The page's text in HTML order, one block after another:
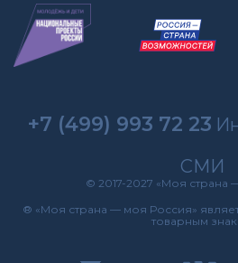
+7 (499) 993 72 23
СМИ
© 2017-2027 «Моя страна
® «Моя страна — моя Россия»
товарным